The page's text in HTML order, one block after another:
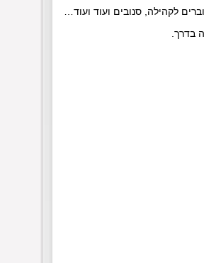
לקהילה, סנובים ועוד ועוד…
בדרך.